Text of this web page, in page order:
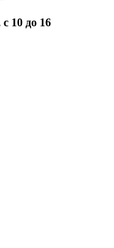
10 до 16